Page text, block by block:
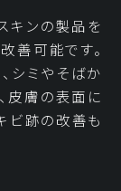
キンの製品を
善可能です。
シミやそばか
皮膚の表面に
ビ跡の改善も